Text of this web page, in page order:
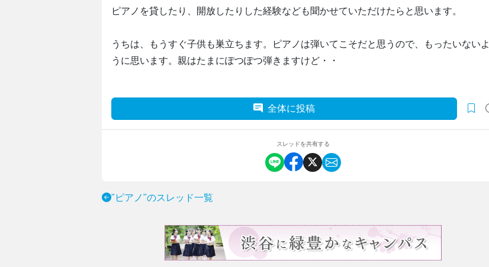
ピアノを貸したり、開放したりした経験なども聞かせていただけたらと思います。
うちは、もうすぐ子供も巣立ちます。ピアノは弾いてこそだと思うので、もったいないよ
うに思います。親はたまにぽつぽつ弾きますけど・・
全体に投稿
スレッドを共有する
"ピアノ"のスレッド一覧